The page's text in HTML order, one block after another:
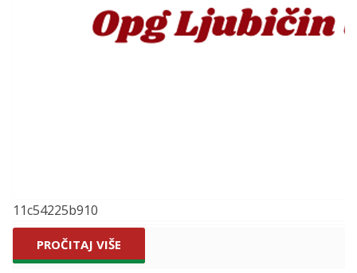
11c54225b910
PROČITAJ VIŠE